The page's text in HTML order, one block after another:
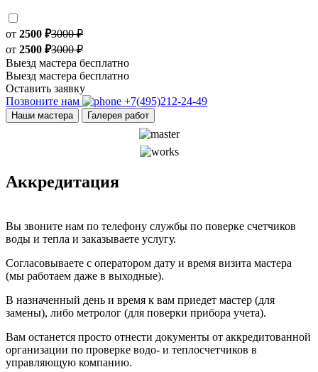
от 2500 ₽3000 ₽
от 2500 ₽3000 ₽
Выезд мастера бесплатно
Выезд мастера бесплатно
Оставить заявку
Позвоните нам
+7(495)212-24-49
Наши мастера Галерея работ
Аккредитация
Вы звоните нам по телефону службы по поверке счетчиков
воды и тепла и заказываете услугу.
Согласовываете с оператором дату и время визита мастера
(мы работаем даже в выходные).
В назначенный день и время к вам приедет мастер (для
замены), либо метролог (для поверки прибора учета).
Вам останется просто отнести документы от аккредитованной
организации по проверке водо- и теплосчетчиков в
управляющую компанию.